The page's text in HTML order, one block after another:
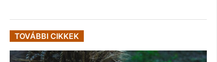
TOVÁBBI CIKKEK